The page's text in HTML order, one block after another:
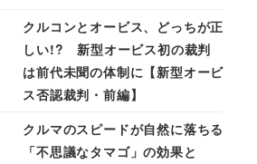
クルコンとオービス、どっちが正
しい!? 新型オービス初の裁判
は前代未聞の体制に【新型オービ
ス否認裁判・前編】
クルマのスピードが自然に落ちる
「不思議なタマゴ」の効果と